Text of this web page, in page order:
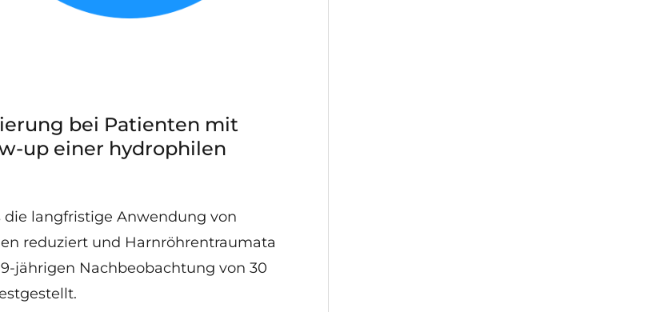
bei Patienten mit
up einer hydrophilen
die langfristige Anwendung von
reduziert und Harnröhrentraumata
jährigen Nachbeobachtung von 30